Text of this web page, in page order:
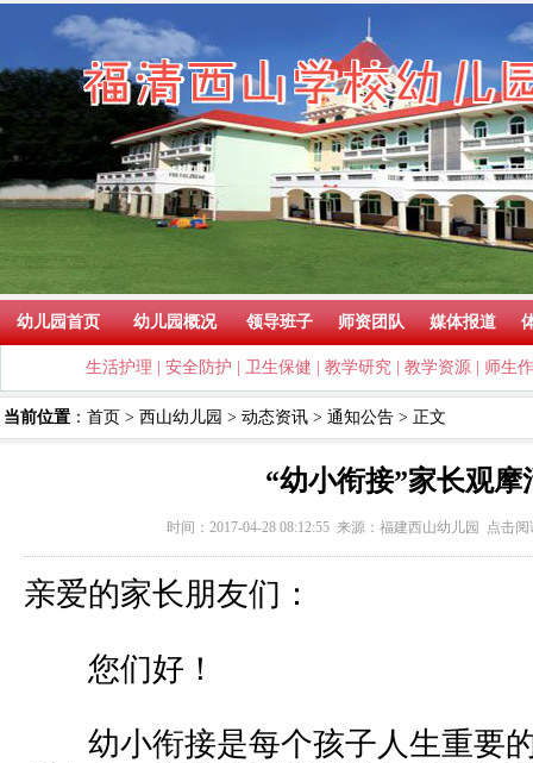
幼儿园首页 幼儿园概况 领导班子 师资团队 媒体报道
生活护理 安全防护 卫生保健 教学研究 教学资源 师生
当前位置 ： 首页 > 西山幼儿园 > 动态资讯 > 通知公告 > 正文
“幼小衔接”家长观摩
时间：2017-04-28 08:12:55 来源： 福建西山幼儿园 点击阅
亲爱的家长朋友们：
您们好！
幼小衔接是每个孩子人生重要